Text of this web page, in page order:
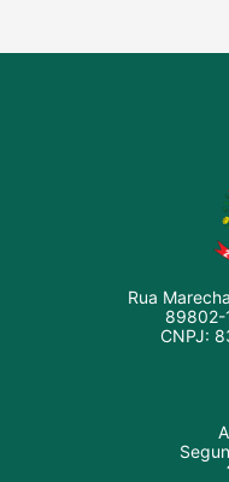
Rua
89802-
CNPJ: